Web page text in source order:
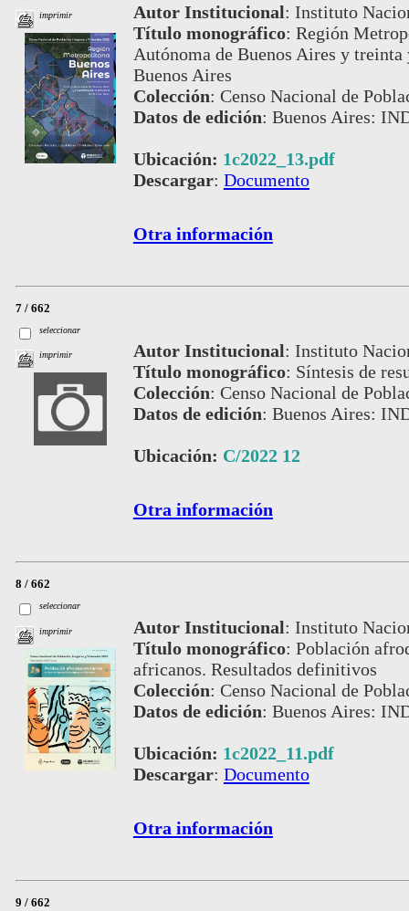
imprimir Autor Institucional: Instituto
Título monográfico: Región
Autónoma de Buenos Aires y
Buenos Aires
Colección: Censo Nacional de
Datos de edición: Buenos Aires:
Ubicación: 1c2022_13.pdf
Descargar: Documento
Otra información
7 / 662
seleccionar
imprimir Autor Institucional: Instituto
Título monográfico: Síntesis de
Colección: Censo Nacional de
Datos de edición: Buenos Aires:
Ubicación: C/2022 12
Otra información
8 / 662
seleccionar
imprimir Autor Institucional: Instituto
Título monográfico: Población
africanos. Resultados definitivos
Colección: Censo Nacional de
Datos de edición: Buenos Aires:
Ubicación: 1c2022_11.pdf
Descargar: Documento
Otra información
9 / 662